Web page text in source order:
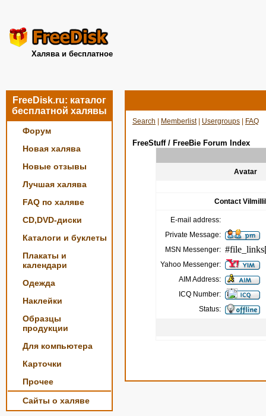
Халява и бесплатное
FreeDisk.ru: каталог
бесплатной халявы
Форум
Новая халява
Новые отзывы
Лучшая халява
FAQ по халяве
CD,DVD-диски
Каталоги и буклеты
Плакаты и
календари
Одежда
Наклейки
Образцы
продукции
Для компьютера
Карточки
Прочее
Сайты о халяве
Search Memberlist| Usergroups FAQ
FreeStuff / FreeBie Forum Index
Avatar
Contact
E-mail address:
Private Message:
MSN Messenger:
Yahoo Messenger:
AIM Address:
ICQ Number:
Status: